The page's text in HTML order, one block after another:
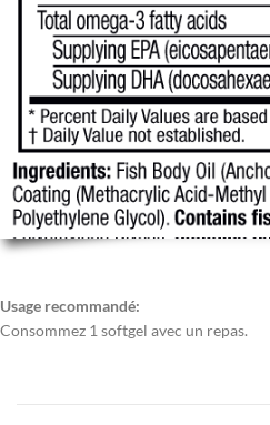
Usage recommandé:
Consommez 1 softgel avec un repas.